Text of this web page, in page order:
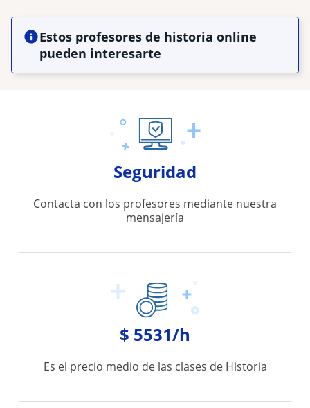
Estos profesores de historia online
pueden interesarte
Seguridad
Contacta con los profesores mediante nuestra
mensajería
$ 5531/h
Es el precio medio de las clases de Historia